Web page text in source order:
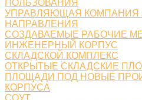
ПОЛЬЗОВАНИЯ
УПРАВЛЯЮЩАЯ КОМПАНИЯ
НАПРАВЛЕНИЯ
СОЗДАВАЕМЫЕ РАБОЧИЕ
ИНЖЕНЕРНЫЙ КОРПУС
СКЛАДСКОЙ КОМПЛЕКС
ОТКРЫТЫЕ СКЛАДСКИЕ
ПЛОЩАДИ ПОД НОВЫЕ
КОРПУСА
СОУТ